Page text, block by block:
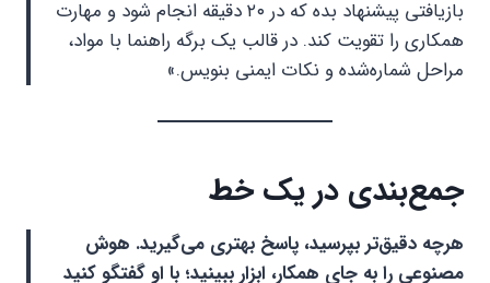
بازیافتی پیشنهاد بده که در ۲۰ دقیقه انجام شود و مهارت
همکاری را تقویت کند. در قالب یک برگه راهنما با مواد،
مراحل شماره‌شده و نکات ایمنی بنویس.»
جمع‌بندی در یک خط
هرچه دقیق‌تر بپرسید، پاسخ بهتری می‌گیرید. هوش
مصنوعی را به جای همکار، ابزار ببینید؛ با او گفتگو کنید